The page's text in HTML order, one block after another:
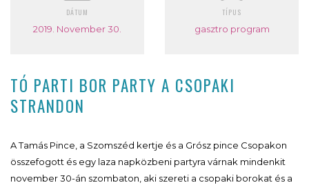
DÁTUM
2019. November 30.
TÍPUS
gasztro program
TÓ PARTI BOR PARTY A CSOPAKI
STRANDON
A Tamás Pince, a Szomszéd kertje és a Grósz pince Csopakon
összefogott és egy laza napközbeni partyra várnak mindenkit
november 30-án szombaton, aki szereti a csopaki borokat és a